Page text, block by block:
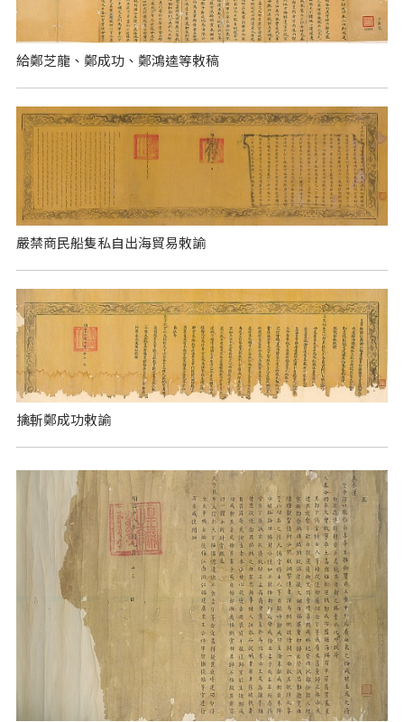
給鄭芝龍、鄭成功、鄭鴻逵等敕稿
嚴禁商民船隻私自出海貿易敕諭
擒斬鄭成功敕諭